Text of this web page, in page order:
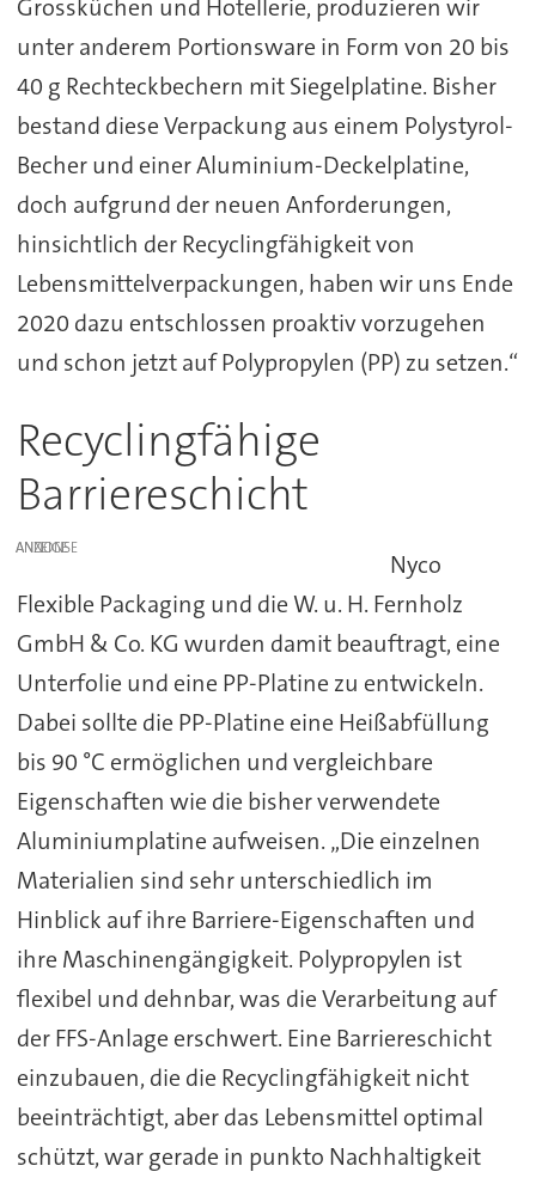
Grossküchen und Hotellerie, produzieren wir
unter anderem Portionsware in Form von 20 bis
40 g Rechteckbechern mit Siegelplatine. Bisher
bestand diese Verpackung aus einem Polystyrol-
Becher und einer Aluminium-Deckelplatine,
doch aufgrund der neuen Anforderungen,
hinsichtlich der Recyclingfähigkeit von
Lebensmittelverpackungen, haben wir uns Ende
2020 dazu entschlossen proaktiv vorzugehen
und schon jetzt auf Polypropylen (PP) zu setzen.“
Recyclingfähige
Barriereschicht
ANZEIGE
Nyco
Flexible Packaging und die W. u. H. Fernholz
GmbH & Co. KG wurden damit beauftragt, eine
Unterfolie und eine PP-Platine zu entwickeln.
Dabei sollte die PP-Platine eine Heißabfüllung
bis 90 °C ermöglichen und vergleichbare
Eigenschaften wie die bisher verwendete
Aluminiumplatine aufweisen. „Die einzelnen
Materialien sind sehr unterschiedlich im
Hinblick auf ihre Barriere-Eigenschaften und
ihre Maschinengängigkeit. Polypropylen ist
flexibel und dehnbar, was die Verarbeitung auf
der FFS-Anlage erschwert. Eine Barriereschicht
einzubauen, die die Recyclingfähigkeit nicht
beeinträchtigt, aber das Lebensmittel optimal
schützt, war gerade in punkto Nachhaltigkeit